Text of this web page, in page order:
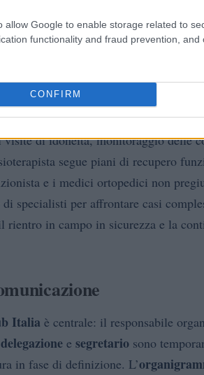
allow Google to enable storage related to
functionality and fraud prevention, and
CONFIRM
(segnalati con
diassistenza multidisciplinareè
di recupero adeguati al carico di
di idoneità, monitoraggio delle
segue piani di recupero
e i medici ortopedici non
specialisti per affrontare casi
in campo in sicurezza e la
Italia è centrale: il responsabile
e segretario sono
in fase di definizione. L’